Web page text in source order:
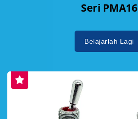
Seri PMA16
Belajarlah Lagi